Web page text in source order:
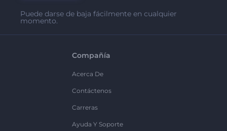
Puede darse de baja fácilmente en cualquier
momento.
Compañía
Acerca De
Contáctenos
Carreras
Ayuda Y Soporte